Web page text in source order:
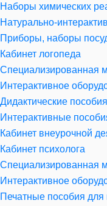
Наборы химических
Натурально-
Приборы, наборы
Кабинет логопеда
Специализированная
Интерактивное
Дидактические
Интерактивные
Кабинет внеурочной
Кабинет психолога
Специализированная
Интерактивное
Печатные пособия для